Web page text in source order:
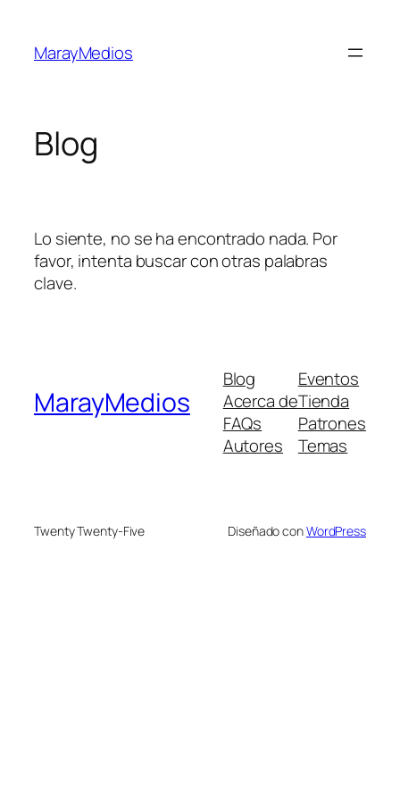
contenido
MarayMedios
Blog
Lo siente, no se ha encontrado nada. Por
favor, intenta buscar con otras palabras
clave.
MarayMedios
Blog
Acerca de
FAQs
Autores
Eventos
Tienda
Patrones
Temas
Twenty Twenty-Five Diseñado conWordPress